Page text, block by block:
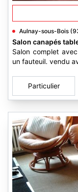
Aulnay-sous-Bois
Salon canapés
Salon complet
un fauteuil. vendu
Particulier